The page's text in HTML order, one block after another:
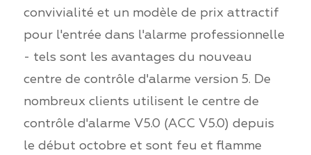
convivialité et un modèle de prix attractif
pour l'entrée dans l'alarme professionnelle
- tels sont les avantages du nouveau
centre de contrôle d'alarme version 5. De
nombreux clients utilisent le centre de
contrôle d'alarme V5.0 (ACC V5.0) depuis
le début octobre et sont feu et flamme